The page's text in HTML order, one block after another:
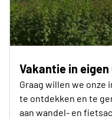
Vakantie in
Graag willen we onze
te ontdekken en te
aan wandel- en